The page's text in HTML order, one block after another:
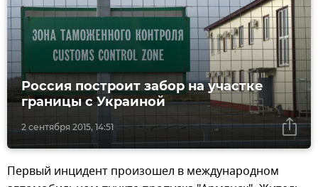
2 сентября 2015, 14:51
Россия построит забор на участке
границы с Украиной
Первый инцидент произошел в международном